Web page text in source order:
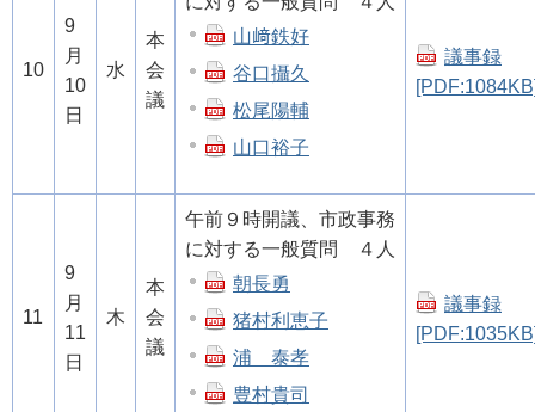
10
9
月
10
日
水
本
会
議
山﨑鉄好
谷口攝久
松尾陽輔
山口裕子
議事録
11
9
月
11
日
木
本
会
議
午前９時開議、市政事務
に対する一般質問 ４人
朝長勇
猪村利恵子
浦 泰孝
豊村貴司
議事録